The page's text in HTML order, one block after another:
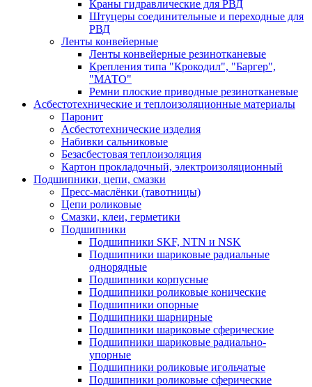
Краны гидравлические для РВД
Штуцеры соединительные и переходные для
РВД
Ленты конвейерные
Ленты конвейерные резинотканевые
Крепления типа "Крокодил", "Баргер",
"МАТО"
Ремни плоские приводные резинотканевые
Асбестотехнические и теплоизоляционные материалы
Паронит
Асбестотехнические изделия
Набивки сальниковые
Безасбестовая теплоизоляция
Картон прокладочный, электроизоляционный
Подшипники, цепи, смазки
Пресс-маслёнки (тавотницы)
Цепи роликовые
Смазки, клеи, герметики
Подшипники
Подшипники SKF, NTN и NSK
Подшипники шариковые радиальные
однорядные
Подшипники корпусные
Подшипники роликовые конические
Подшипники опорные
Подшипники шарнирные
Подшипники шариковые сферические
Подшипники шариковые радиально-
упорные
Подшипники роликовые игольчатые
Подшипники роликовые сферические